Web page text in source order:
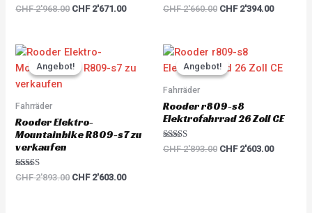
Rated
CHF2'968.00 CHF2'671.00
R
0
o
u
t
f
CHF2'660.00 CHF2'394.00
Angebot!
Angebot!
Fahrräder
Rooder Elektro-
Mountainbike R809-s7 zu
verkaufen
Rated
CHF2'893.00
Original
price
was:
CHF2'603.00
is:
CHF 2'603.00.
Angebot!
Angebot!
Fahrräder
Rooder r809-s8
Elektrofahrrad 26 Zoll CE
Rated
CHF2'893.00
Original
price
was:
CHF2'603.00
price
is: